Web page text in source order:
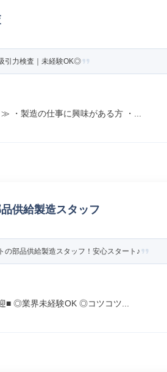
引力検査｜未経験OK◎
・製造の仕事に興味がある方 ・...
供給製造スタッフ
の部品供給製造スタッフ！安心スタート♪
■ ◎業界未経験OK ◎コツコツ...